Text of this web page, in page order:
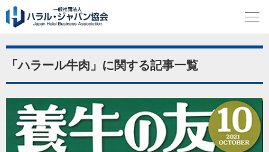
「ハラール牛肉」に関する記事一覧